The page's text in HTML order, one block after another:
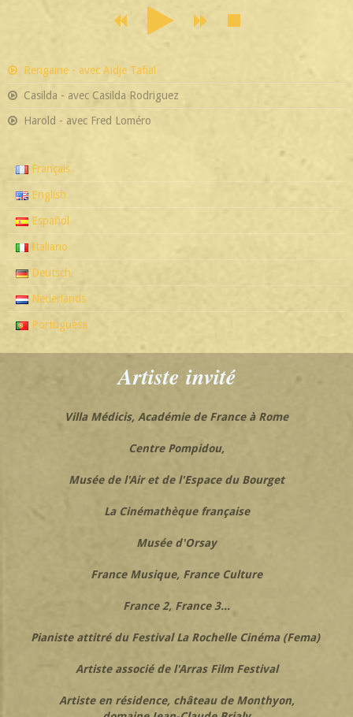
Rengaine - avec Aidje Tafial
Casilda - avec Casilda Rodriguez
Harold - avec Fred Loméro
Français
English
Español
Italiano
Deutsch
Nederlands
Portuguesa
Artiste invité
Villa Médicis, Académie de France à Rome
Centre Pompidou,
Musée de l'Air et de l'Espace du Bourget
La Cinémathèque française
Musée d'Orsay
France Musique, France Culture
France 2, France 3...
Pianiste attitré du Festival La Rochelle Cinéma (Fema)
Artiste associé de l'Arras Film Festival
Artiste en résidence, château de Monthyon,